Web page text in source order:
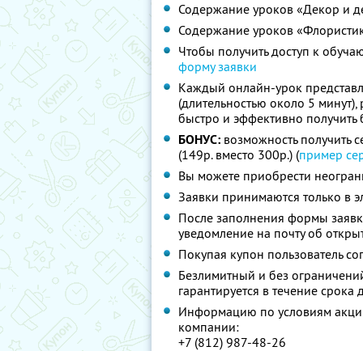
Содержание уроков «Декор и
Содержание уроков
Чтобы получить доступ к
форму заявки
Каждый онлайн-урок
(длительностью около 5
быстро и эффективно
БОНУС: возможность получить
(149р. вместо 300р.) (пример
Вы можете приобрести
Заявки принимаются только в
После заполнения формы
уведомление на почту об
Покупая купон пользователь
Безлимитный и без
гарантируется в течение срока
Информацию по условиям
компании:
+7 (812) 987-48-26